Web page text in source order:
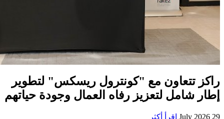
راكز تتعاون مع "كونترول ريسكس" لتطوير
إطار شامل لتعزيز رفاه العمال وجودة حياتهم
29 July 2026 اقرأ أكثر